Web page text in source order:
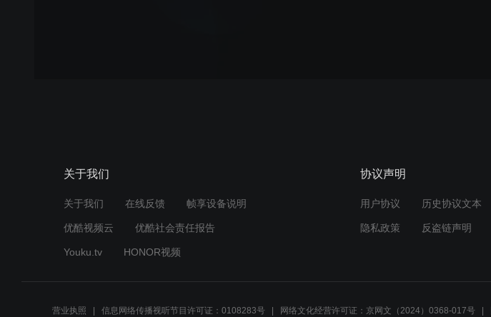
关于我们
关于我们 在线反馈 帧享设备说明
优酷视频云 优酷社会责任报告
Youku.tv HONOR视频
协议声明
用户协议 历史协议文本
隐私政策 反盗链声明
营业执照 信息网络传播视听节目许可证：0108283号 网络文化经营许可证：京网文（2024）0368-017号